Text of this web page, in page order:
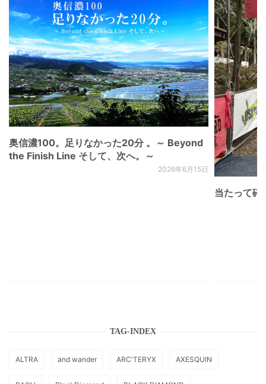
奥信濃100。足りなかった20分 。～ Beyond
the Finish Line そして、次へ。～
2026年6月15日
当たって砕
TAG-INDEX
ALTRA and wander ARC'TERYX AXESQUIN